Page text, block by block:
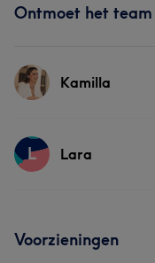
Ontmoet het team
Kamilla
Behandelingen
L Lara
Gezicht
Voorzieningen